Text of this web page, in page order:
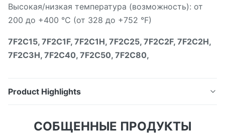
Высокая/низкая температура (возможность): от
200 до +400 °C (от 328 до +752 °F)
7F2C15, 7F2C1F, 7F2C1H, 7F2C25, 7F2C2F, 7F2C2H,
7F2C3H, 7F2C40, 7F2C50, 7F2C80,
Product Highlights
Спецификации на первый взгляд Максимальная
СОБЩЕННЫЕ ПРОДУКТЫ